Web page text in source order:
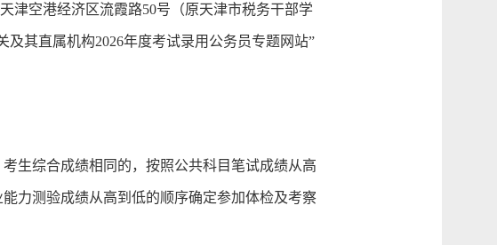
津空港经济区流霞路50号（原天津市税务干部学
其直属机构2026年度考试录用公务员专题网站”
生综合成绩相同的，按照公共科目笔试成绩从高
力测验成绩从高到低的顺序确定参加体检及考察